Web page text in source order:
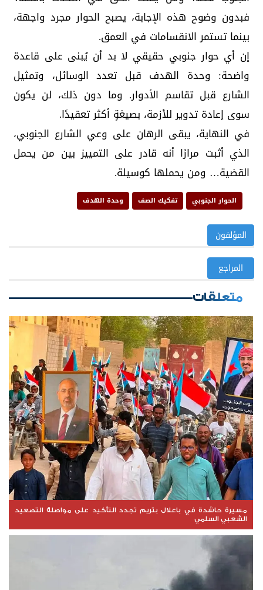
فبدون وضوح هذه الإجابة، يصبح الحوار مجرد واجهة،
بينما تستمر الانقسامات في العمق.
إن أي حوار جنوبي حقيقي لا بد أن يُبنى على قاعدة
واضحة: وحدة الهدف قبل تعدد الوسائل، وتمثيل
الشارع قبل تقاسم الأدوار. وما دون ذلك، لن يكون
سوى إعادة تدوير للأزمة، بصيغةٍ أكثر تعقيدًا.
في النهاية، يبقى الرهان على وعي الشارع الجنوبي،
الذي أثبت مرارًا أنه قادر على التمييز بين من يحمل
القضية… ومن يحملها كوسيلة.
الحوار الجنوبي تفكيك الصف وحدة الهدف
المؤلفون
المراجع
متعلقات
مسيرة حاشدة في باعلال بتريم تجدد التأكيد على مواصلة التصعيد
الشعبي السلمي